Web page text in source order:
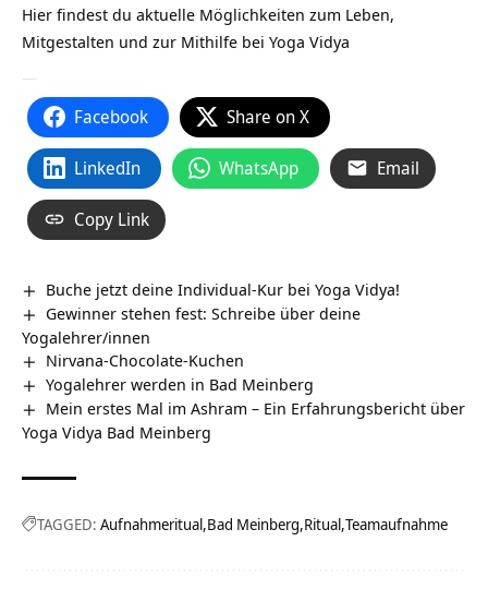
Hier findest du aktuelle Möglichkeiten zum Leben,
Mitgestalten und zur Mithilfe bei Yoga Vidya
—
Facebook Share on X
LinkedIn WhatsApp Email
Copy Link
Buche jetzt deine Individual-Kur bei Yoga Vidya!
Gewinner stehen fest: Schreibe über deine
Yogalehrer/innen
Nirvana-Chocolate-Kuchen
Yogalehrer werden in Bad Meinberg
Mein erstes Mal im Ashram – Ein Erfahrungsbericht über
Yoga Vidya Bad Meinberg
TAGGED: Aufnahmeritual Bad Meinberg Ritual Teamaufnahme